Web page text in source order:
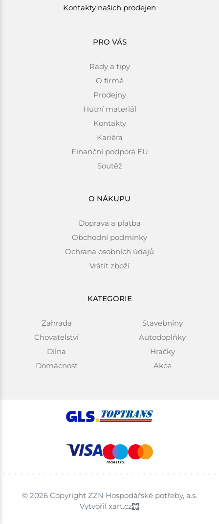
Kontakty našich prodejen
PRO VÁS
Rady a tipy
O firmě
Prodejny
Hutní materiál
Kontakty
Kariéra
Finanční podpora EU
Soutěž
O NÁKUPU
Doprava a platba
Obchodní podmínky
Ochrana osobních údajů
Vrátit zboží
KATEGORIE
Zahrada
Chovatelství
Dílna
Domácnost
Stavebniny
Autodoplňky
Hračky
Akce
© 2026 Copyright ZZN Hospodářské potřeby, a.s.
Vytvořil xart.cz